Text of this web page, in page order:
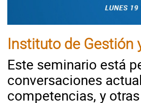
Instituto de Gestión
Este seminario está
conversaciones
competencias, y